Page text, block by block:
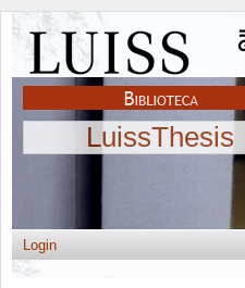
LuissThesis
Login